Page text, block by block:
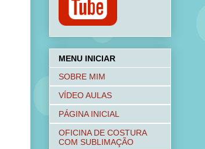
MENU INICIAR
SOBRE MIM
VÍDEO AULAS
PÁGINA INICIAL
OFICINA DE COSTURA
COM SUBLIMAÇÃO